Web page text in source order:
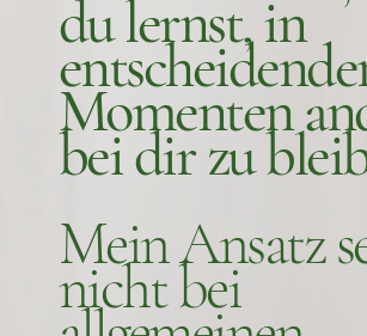
du lernst, in
Momenten
bei dir zu
Mein Ansatz
nicht bei